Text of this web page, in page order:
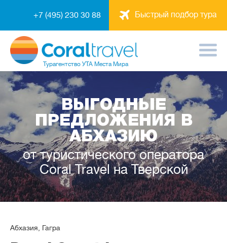
Быстрый подбор тура
+7 (495) 230 30 88
Турагентство УТА Места Мира
ВЫГОДНЫЕ
ПРЕДЛОЖЕНИЯ В
АБХАЗИЮ
от туристического оператора
Coral Travel на Тверской
Абхазия, Гагра